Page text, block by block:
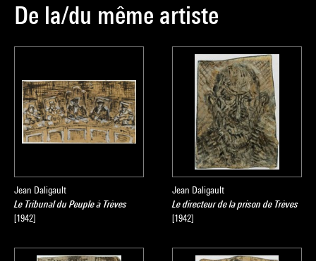
De la/du même artiste
Jean Daligault
Le Tribunal du Peuple à Trèves
[1942]
Jean Daligault
Le directeur de la prison de Trèves
[1942]